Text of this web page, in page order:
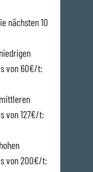
nächsten 10
von 60€/t:
von 127€/t:
von 200€/t: